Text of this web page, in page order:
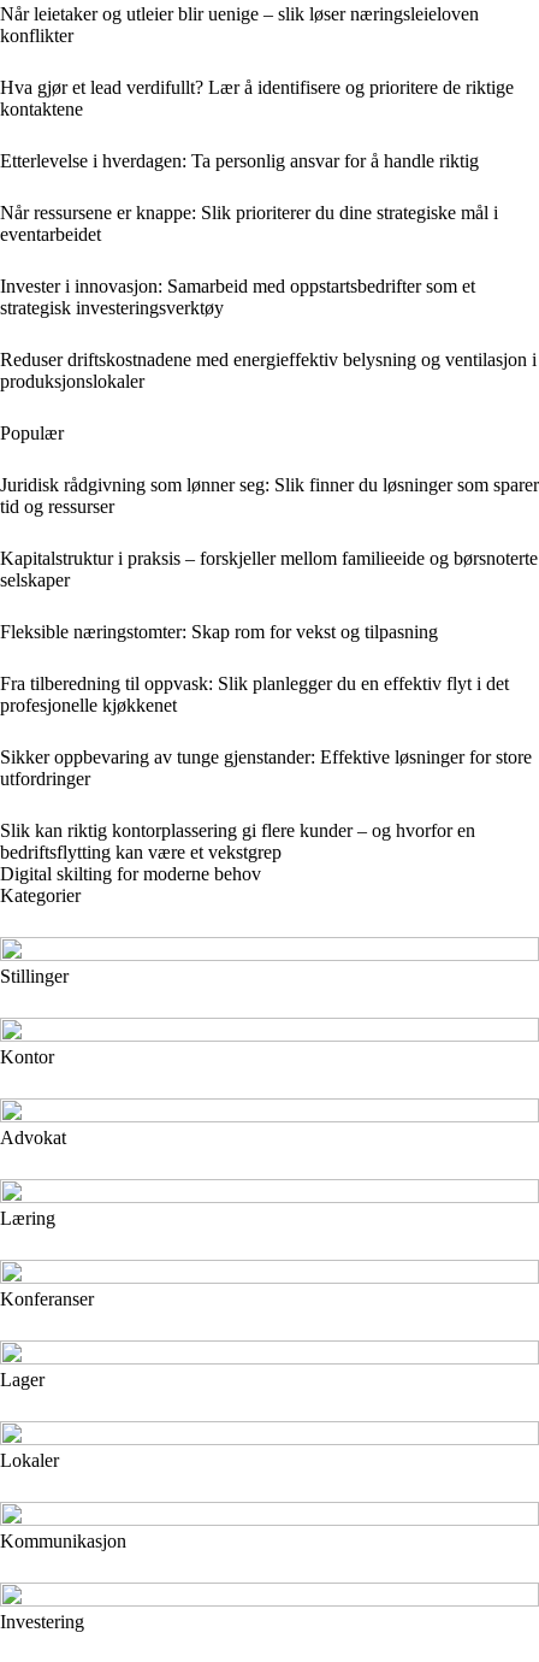
Når leietaker og utleier blir uenige – slik løser næringsleieloven
konflikter
Hva gjør et lead verdifullt? Lær å identifisere og prioritere de riktige
kontaktene
Etterlevelse i hverdagen: Ta personlig ansvar for å handle riktig
Når ressursene er knappe: Slik prioriterer du dine strategiske mål i
eventarbeidet
Invester i innovasjon: Samarbeid med oppstartsbedrifter som et
strategisk investeringsverktøy
Reduser driftskostnadene med energieffektiv belysning og ventilasjon i
produksjonslokaler
Populær
Juridisk rådgivning som lønner seg: Slik finner du løsninger som sparer
tid og ressurser
Kapitalstruktur i praksis – forskjeller mellom familieeide og børsnoterte
selskaper
Fleksible næringstomter: Skap rom for vekst og tilpasning
Fra tilberedning til oppvask: Slik planlegger du en effektiv flyt i det
profesjonelle kjøkkenet
Sikker oppbevaring av tunge gjenstander: Effektive løsninger for store
utfordringer
Slik kan riktig kontorplassering gi flere kunder – og hvorfor en
bedriftsflytting kan være et vekstgrep
Digital skilting for moderne behov
Kategorier
Stillinger
Kontor
Advokat
Læring
Konferanser
Lager
Lokaler
Kommunikasjon
Investering